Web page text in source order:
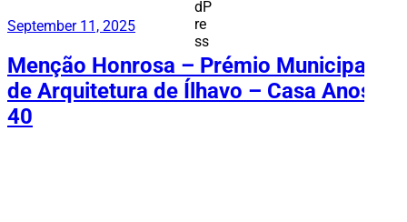
Publicado
September 11, 2025
Menção Honrosa – Prémio Municipal
de Arquitetura de Ílhavo – Casa Anos
40